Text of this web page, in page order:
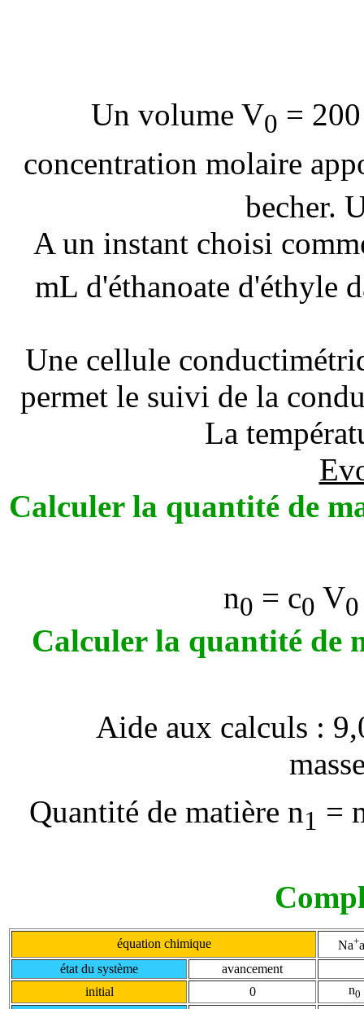
Un volume V0 =
concentration molaire
becher.
A un instant choisi
mL d'éthanoate d'éthyle
Une cellule
permet le suivi de la
La
Calculer la quantité de
n0 = c0 V0
Calculer la quantité de
Aide aux calculs :
Quantité de matière n1 =
équation chimique Na+
état du système
avancement
initial
0 n0